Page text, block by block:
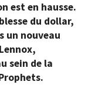
est en hausse.
du dollar,
un nouveau
sein de la